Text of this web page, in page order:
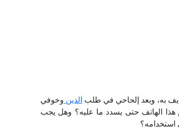
به، وبعد إلحاحي في طلب الدين وخوفي
الهاتف حتى يسدد ما عليه؟ وهل يجب